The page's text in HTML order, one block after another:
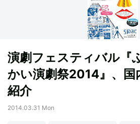
演劇フェスティバル『
かい演劇祭2014』、国
紹介
2014.03.31 Mon